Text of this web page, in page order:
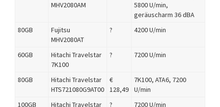
MHV2080AM
5800 U/min,
geräuscharm 36 dBA
80GB
Fujitsu
MHV2080AT
? 4200 U/min
60GB
Hitachi Travelstar
7K100
? 7200 U/min
80GB
Hitachi Travelstar
HTS721080G9AT00
€
128,49
7K100, ATA6, 7200
U/min
100GB
Hitachi Travelstar
? 7200 U/min